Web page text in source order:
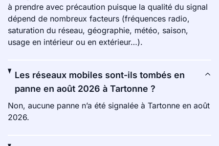
à prendre avec précaution puisque la qualité du signal
dépend de nombreux facteurs (fréquences radio,
saturation du réseau, géographie, météo, saison,
usage en intérieur ou en extérieur…).
Les réseaux mobiles sont-ils tombés en
panne en août 2026 à Tartonne ?
Non, aucune panne n’a été signalée à Tartonne en août
2026.